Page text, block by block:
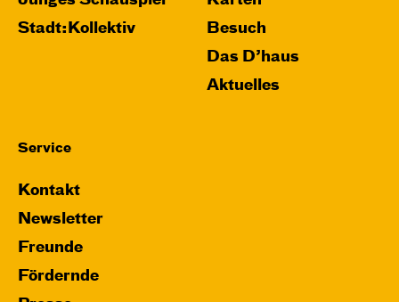
Stadt:Kollektiv
Besuch
Das D’haus
Aktuelles
Service
Kontakt
Newsletter
Freunde
Fördernde